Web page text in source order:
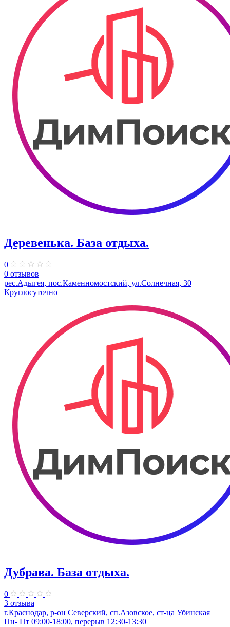
Деревенька. База отдыха.
0
0 отзывов
рес.Адыгея, пос.Каменномостский, ул.Солнечная, 30
Круглосуточно
Дубрава. База отдыха.
0
3 отзыва
г.Краснодар, р-он Северский, сп.Азовское, ст-ца Убинская
Пн- Пт 09:00-18:00, перерыв 12:30-13:30